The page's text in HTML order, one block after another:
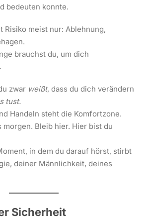
bedeuten konnte.
Risiko meist nur: Ablehnung,
brauchst du, um dich
zwar weißt, dass du dich verändern
tust.
Handeln steht die Komfortzone.
morgen. Bleib hier. Hier bist du
in dem du darauf hörst, stirbt
deiner Männlichkeit, deines
Sicherheit